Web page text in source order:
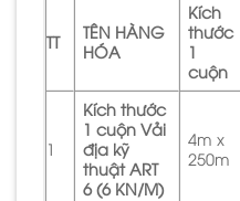
TT
TÊN HÀNG
HÓA
Kích
thước
1
cuộn
1
Kích thước
1 cuộn Vải
địa kỹ
thuật ART
6 (6 KN/M)
4m x
250m